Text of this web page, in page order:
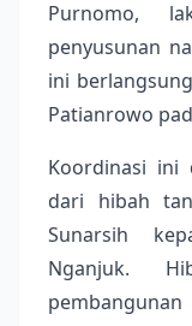
Purnomo,
penyusunan
ini
Patianrowo
Koordinasi ini
dari hibah
Sunarsih
Nganjuk.